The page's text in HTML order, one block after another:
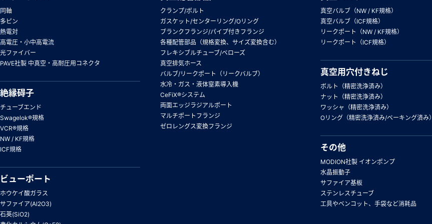
同軸
多ピン
熱電対
高電圧・小中高電流
光ファイバー
PAVE社製 中真空・高耐圧用コネクタ
絶縁碍子
チューブエンド
Swagelok®規格
VCR®規格
NW / KF規格
ICF規格
ビューポート
ホウケイ酸ガラス
サファイア(Al2O3)
石英(SiO2)
クランプ/ボルト
ガスケット/センターリング/Oリング
ブランクフランジ/パイプ付きフランジ
各種配管部品（規格変換、サイズ変換含む）
フレキシブルチューブ/ベローズ
真空排気ホース
バルブ/リークポート（リークバルブ）
水冷・ガス・液体窒素導入機
CeFiX®システム
両面エッジラジアルポート
マルチポートフランジ
ゼロレングス変換フランジ
真空バルブ（NW / KF規格）
真空バルブ（ICF規格）
リークポート（NW / KF規格）
リークポート（ICF規格）
真空用穴付きねじ
ボルト（精密洗浄済み）
ナット（精密洗浄済み）
ワッシャ（精密洗浄済み）
Oリング（精密洗浄済み/ベーキング済み）
その他
MODION社製 イオンポンプ
水晶振動子
サファイア基板
ステンレスチューブ
工具やベンコット、手袋など消耗品